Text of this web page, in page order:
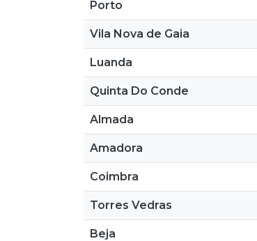
Porto
Vila Nova de Gaia
Luanda
Quinta Do Conde
Almada
Amadora
Coimbra
Torres Vedras
Beja